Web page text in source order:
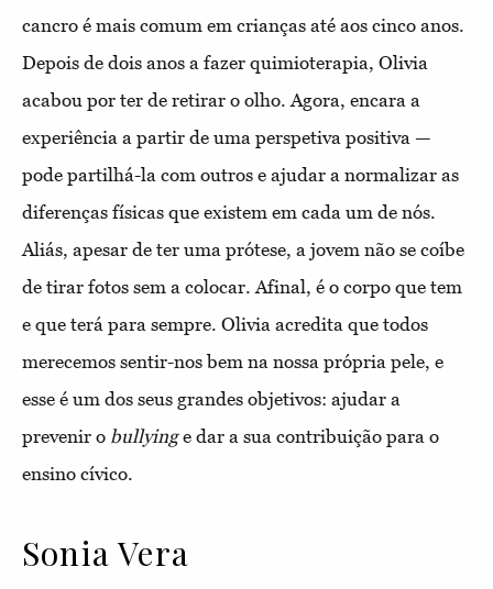
cancro é mais comum em crianças até aos cinco anos.
Depois de dois anos a fazer quimioterapia, Olivia
acabou por ter de retirar o olho. Agora, encara a
experiência a partir de uma perspetiva positiva —
pode partilhá-la com outros e ajudar a normalizar as
diferenças físicas que existem em cada um de nós.
Aliás, apesar de ter uma prótese, a jovem não se coíbe
de tirar fotos sem a colocar. Afinal, é o corpo que tem
e que terá para sempre. Olivia acredita que todos
merecemos sentir-nos bem na nossa própria pele, e
esse é um dos seus grandes objetivos: ajudar a
prevenir o bullyinge dar a sua contribuição para o
ensino cívico.
Sonia Vera